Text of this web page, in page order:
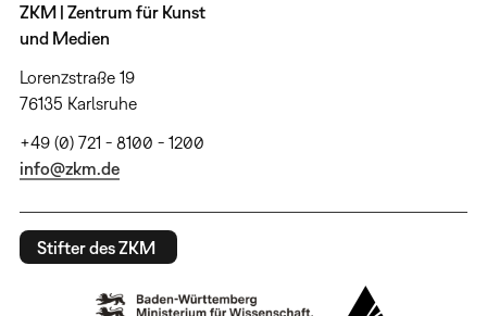
ZKM | Zentrum für Kunst
und Medien
Lorenzstraße 19
76135 Karlsruhe
+49 (0) 721 - 8100 - 1200
info@zkm.de
Stifter des ZKM